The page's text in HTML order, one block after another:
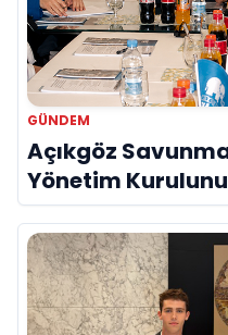
GÜNDEM
Açıkgöz
Yönetim Kurulunu
Savunma
Vurgusu